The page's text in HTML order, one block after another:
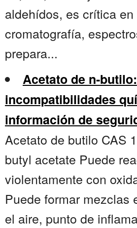
aldehídos, es crítica en
cromatografía,
prepara...
Acetato de n-butilo:
incompatibilidades
información de
Acetato de butilo CAS
butyl acetate Puede
violentamente con
Puede formar mezclas
el aire, punto de